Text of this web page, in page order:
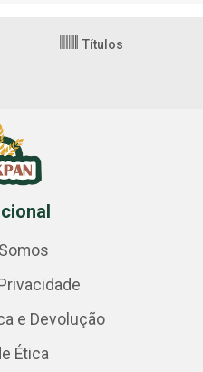
Títulos
e Devolução
Ética